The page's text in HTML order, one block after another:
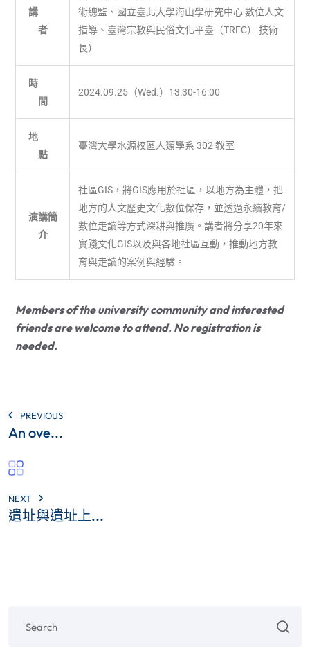
講
者
術總監、國立臺北大學海山學研究中心 數位人文
指導、臺灣宗教與民俗文化平臺（TRFC） 技術
長）
時
間
2024.09.25（Wed.）13:30-16:00
地
點
臺灣大學水源校區人類學系 302 教室
演講簡
介
社區GIS，將GIS應用於社區，以地方為主體，把
地方的人文歷史文化數位保存，並透過永續教育/
數位走讀等方式深耕與推廣。講者將分享20年來
實踐文化GIS以及與各地社區互動，推動地方教
育與走讀的案例與經驗。
Members of the university community and interested
friends are welcome to attend. No registration is
needed.
PREVIOUS
An ove...
NEXT
遺址與遺址上...